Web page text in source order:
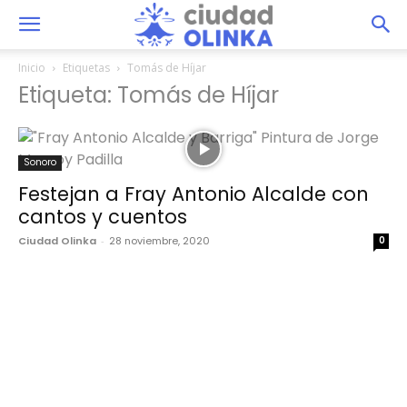
Inicio Etiquetas Tomás de Híjar
Etiqueta: Tomás de Híjar
Sonoro
Festejan a Fray Antonio Alcalde con
cantos y cuentos
Ciudad Olinka - 28 noviembre, 2020 0